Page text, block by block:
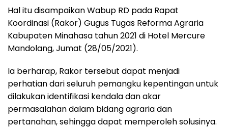
Hal itu disampaikan Wabup RD pada Rapat
Koordinasi (Rakor) Gugus Tugas Reforma Agraria
Kabupaten Minahasa tahun 2021 di Hotel Mercure
Mandolang, Jumat (28/05/2021).
Ia berharap, Rakor tersebut dapat menjadi
perhatian dari seluruh pemangku kepentingan untuk
dilakukan identifikasi kendala dan akar
permasalahan dalam bidang agraria dan
pertanahan, sehingga dapat memperoleh solusinya.